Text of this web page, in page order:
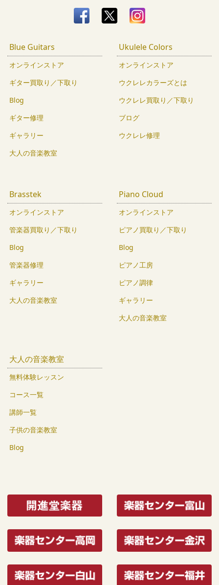
Blue Guitars
オンラインストア
ギター買取り／下取り
Blog
ギター修理
ギャラリー
大人の音楽教室
Ukulele Colors
オンラインストア
ウクレレカラーズとは
ウクレレ買取り／下取り
ブログ
ウクレレ修理
Brasstek
オンラインストア
管楽器買取り／下取り
Blog
管楽器修理
ギャラリー
大人の音楽教室
Piano Cloud
オンラインストア
ピアノ買取り／下取り
Blog
ピアノ工房
ピアノ調律
ギャラリー
大人の音楽教室
大人の音楽教室
無料体験レッスン
コース一覧
講師一覧
子供の音楽教室
Blog